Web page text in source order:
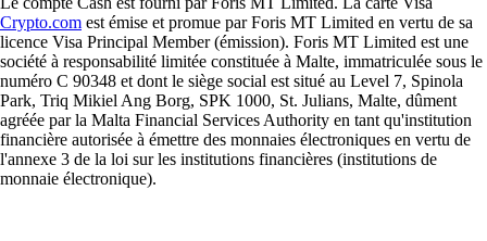
Crypto.com est émise et promue par Foris MT Limited en vertu de sa
licence Visa Principal Member (émission). Foris MT Limited est une
société à responsabilité limitée constituée à Malte, immatriculée sous le
numéro C 90348 et dont le siège social est situé au Level 7, Spinola
Park, Triq Mikiel Ang Borg, SPK 1000, St. Julians, Malte, dûment
agréée par la Malta Financial Services Authority en tant qu'institution
financière autorisée à émettre des monnaies électroniques en vertu de
l'annexe 3 de la loi sur les institutions financières (institutions de
monnaie électronique).